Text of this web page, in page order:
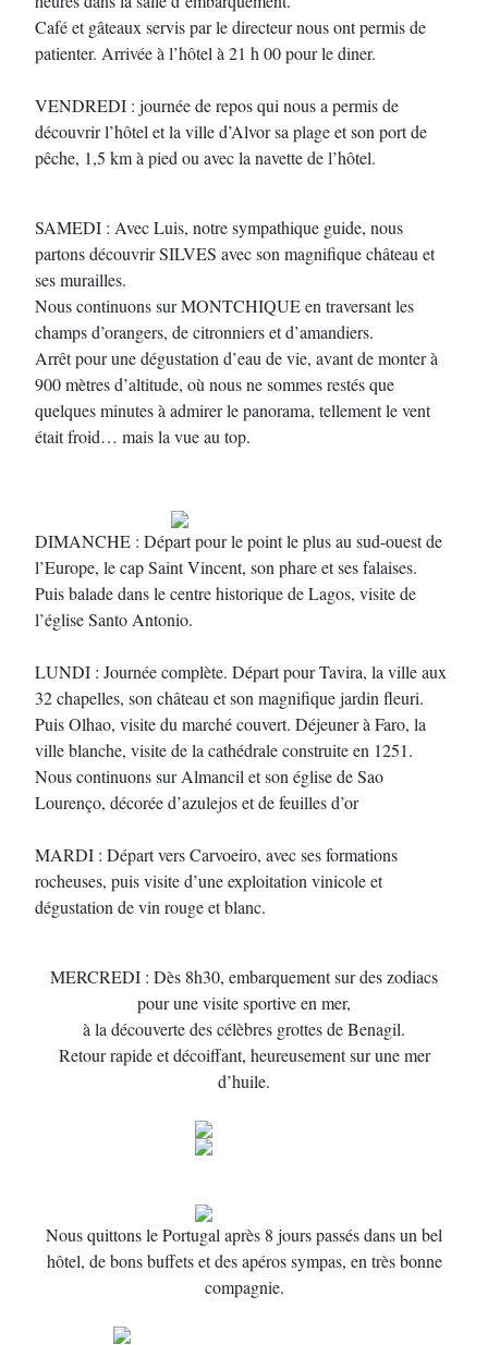
Café et gâteaux servis par le directeur nous ont permis de
patienter. Arrivée à l’hôtel à 21 h 00 pour le diner.
VENDREDI : journée de repos qui nous a permis de
découvrir l’hôtel et la ville d’Alvor sa plage et son port de
pêche, 1,5 km à pied ou avec la navette de l’hôtel.
SAMEDI : Avec Luis, notre sympathique guide, nous
partons découvrir SILVES avec son magnifique château et
ses murailles.
Nous continuons sur MONTCHIQUE en traversant les
champs d’orangers, de citronniers et d’amandiers.
Arrêt pour une dégustation d’eau de vie, avant de monter à
900 mètres d’altitude, où nous ne sommes restés que
quelques minutes à admirer le panorama, tellement le vent
était froid… mais la vue au top.
DIMANCHE : Départ pour le point le plus au sud-ouest de
l’Europe, le cap Saint Vincent, son phare et ses falaises.
Puis balade dans le centre historique de Lagos, visite de
l’église Santo Antonio.
LUNDI : Journée complète. Départ pour Tavira, la ville aux
32 chapelles, son château et son magnifique jardin fleuri.
Puis Olhao, visite du marché couvert. Déjeuner à Faro, la
ville blanche, visite de la cathédrale construite en 1251.
Nous continuons sur Almancil et son église de Sao
Lourenço, décorée d’azulejos et de feuilles d’or
MARDI : Départ vers Carvoeiro, avec ses formations
rocheuses, puis visite d’une exploitation vinicole et
dégustation de vin rouge et blanc.
MERCREDI : Dès 8h30, embarquement sur des zodiacs
pour une visite sportive en mer,
à la découverte des célèbres grottes de Benagil.
Retour rapide et décoiffant, heureusement sur une mer
d’huile.
Nous quittons le Portugal après 8 jours passés dans un bel
hôtel, de bons buffets et des apéros sympas, en très bonne
compagnie.